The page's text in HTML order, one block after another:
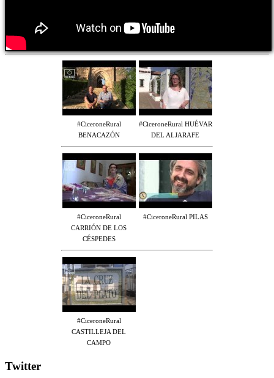
#CiceroneRural
BENACAZÓN
#CiceroneRural HUÉVAR
DEL ALJARAFE
#CiceroneRural
CARRIÓN DE LOS
CÉSPEDES
#CiceroneRural PILAS
#CiceroneRural
CASTILLEJA DEL
CAMPO
Twitter